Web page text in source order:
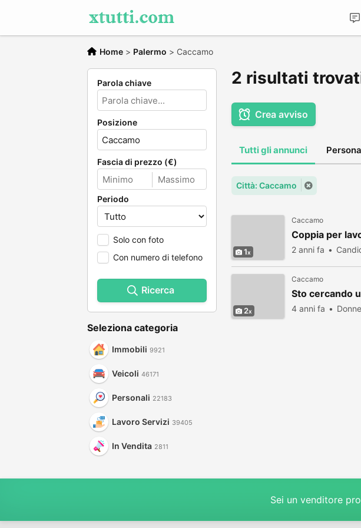
Home > Palermo > Caccamo
Parola chiave
Posizione
Fascia di prezzo (€)
Periodo
Solo con foto
Con numero di telefono
Ricerca
Seleziona categoria
Immobili 9921
Veicoli 46171
Personali 22183
Lavoro Servizi 39405
In Vendita 2811
2 risultati
Crea avviso
Tutti gli annunci
Città: Caccamo
1
Caccamo
Coppia per
2 anni fa
2
Caccamo
Sto cercando
4 anni fa
Sei un venditore